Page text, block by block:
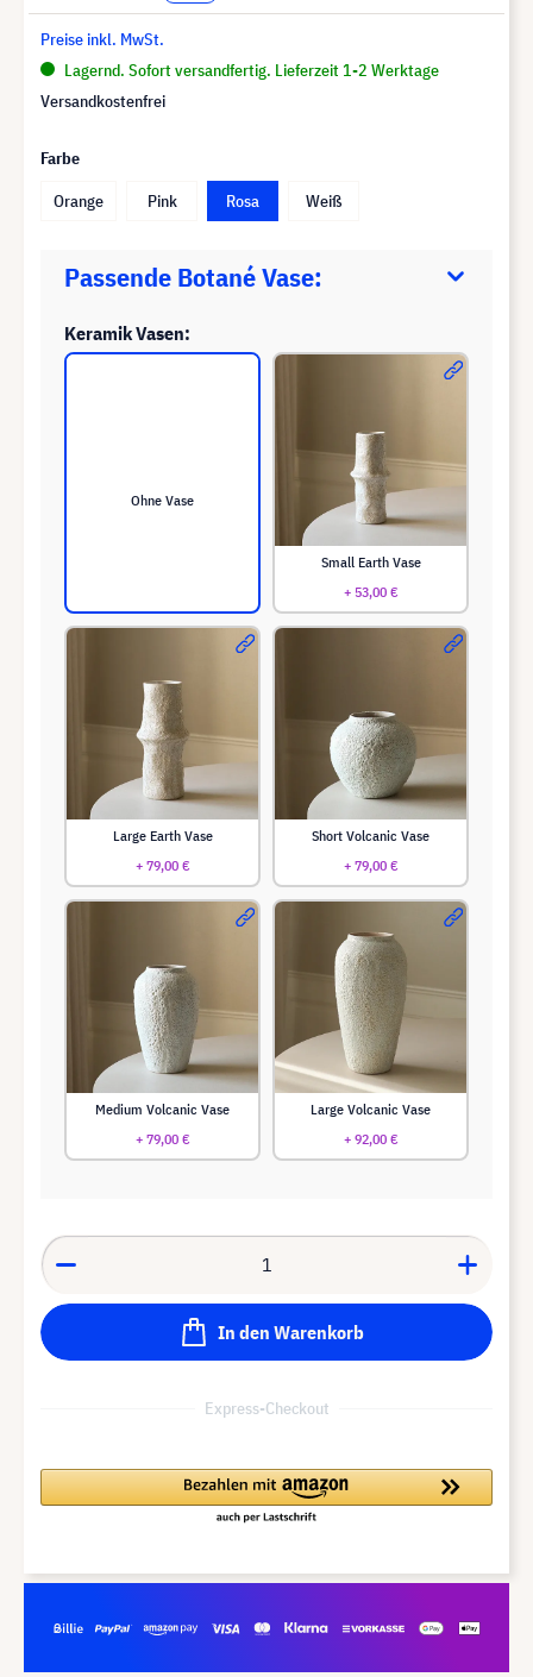
Preise inkl. MwSt.
Lagernd. Sofort versandfertig. Lieferzeit 1-2 Werktage
Versandkostenfrei
Farbe
Orange
Pink Rosa Weiß
Passende Botané Vase:
Keramik Vasen:
Ohne Vase
Small Earth Vase
+ 53,00 €
Large Earth Vase
+ 79,00 €
Short Volcanic Vase
+ 79,00 €
Medium Volcanic Vase
+ 79,00 €
Large Volcanic Vase
+ 92,00 €
In den Warenkorb
Express-Checkout